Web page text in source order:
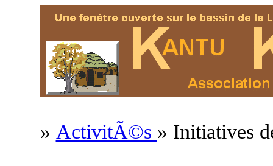
» ActivitÃ©s » Initiatives